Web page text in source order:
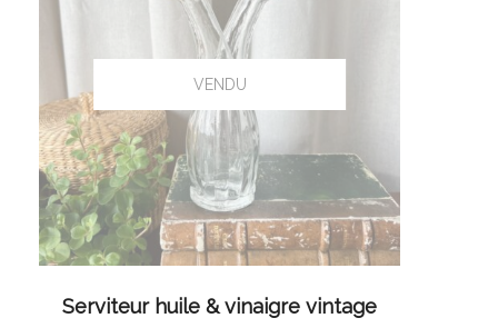
LIRE LA SUITE
Serviteur huile & vinaigre vintage